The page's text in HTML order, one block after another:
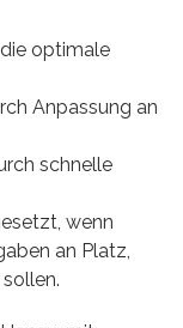
optimale
Anpassung an
schnelle
wenn
an Platz,